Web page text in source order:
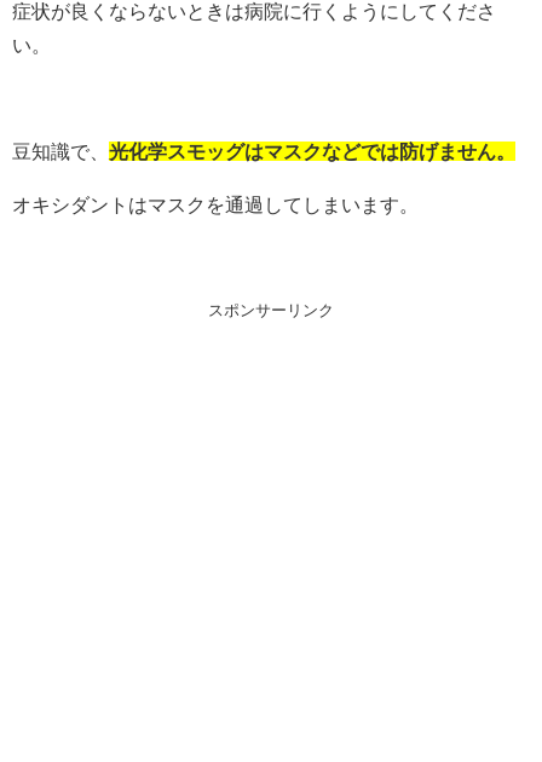
症状が良くならないときは病院に行くようにしてくださ
い。
豆知識で、 光化学スモッグはマスクなどでは防げません。
オキシダントはマスクを通過してしまいます。
スポンサーリンク